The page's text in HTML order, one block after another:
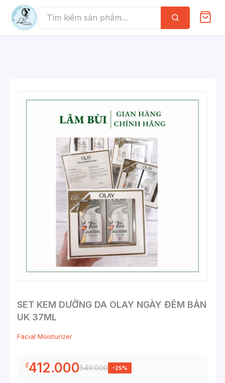
Skip
content
Tìm
kiếm
SET KEM DƯỠNG DA OLAY NGÀY ĐÊM BẢN
UK 37ML
Facial Moisturizer
₫412.000549.000 -25%